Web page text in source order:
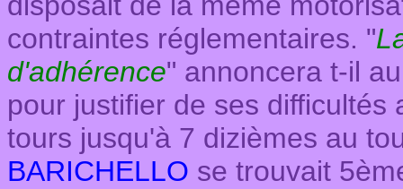
contraintes réglementaires. "
d'adhérence" annoncera t-il
pour justifier de ses
tours jusqu'à 7 dizièmes au
BARICHELLO se trouvait